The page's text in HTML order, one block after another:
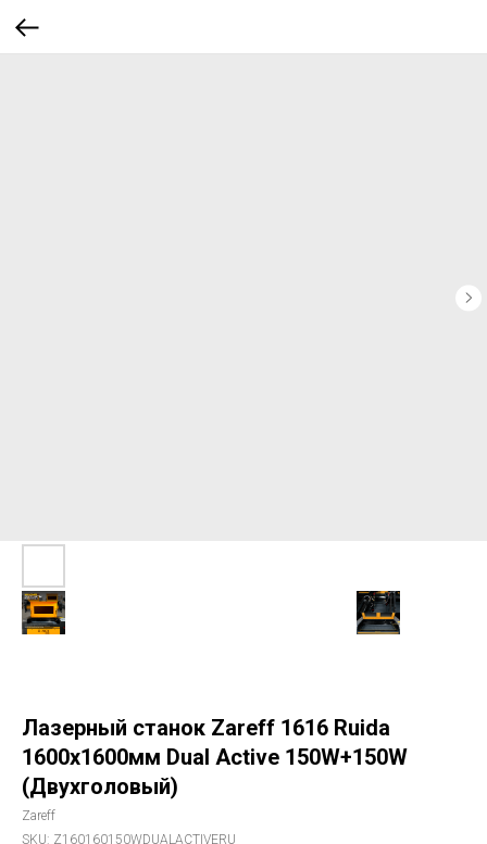
Лазерный станок Zareff 1616 Ruida
1600х1600мм Dual Active 150W+150W
(Двухголовый)
Zareff
SKU: Z160160150WDUALACTIVERU